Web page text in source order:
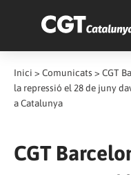
Inici > Comunicats > CGT
la repressió el 28 de juny
a Catalunya
CGT